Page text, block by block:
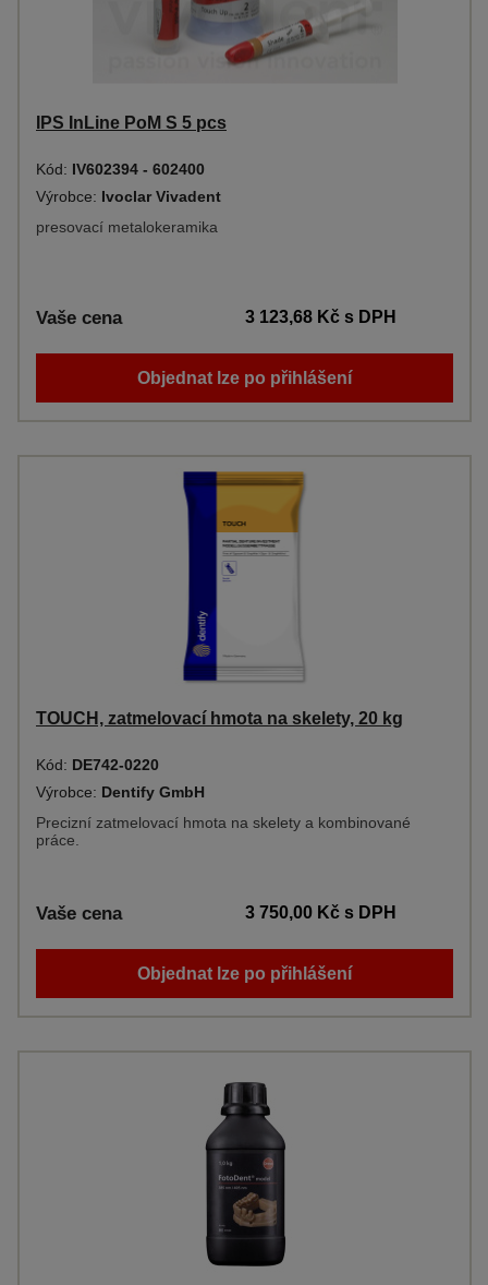
IPS InLine PoM S 5 pcs
Kód: IV602394 - 602400
Výrobce: Ivoclar Vivadent
presovací metalokeramika
Vaše cena 3 123,68 Kčs DPH
Objednat lze po přihlášení
TOUCH, zatmelovací hmota na skelety, 20 kg
Kód: DE742-0220
Výrobce: Dentify GmbH
Precizní zatmelovací hmota na skelety a kombinované
práce.
Vaše cena 3 750,00 Kčs DPH
Objednat lze po přihlášení